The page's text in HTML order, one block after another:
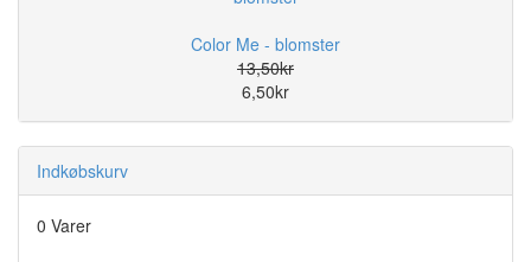
Color Me - blomster
13,50kr
6,50kr
Indkøbskurv
0 Varer